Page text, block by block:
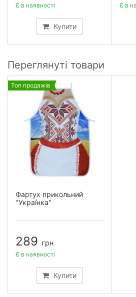
Купити
Є в наявності Є в
Переглянуті товари
Топ продажів
Фартух прикольний
"Українка"
289 грн
Купити
Є в наявності